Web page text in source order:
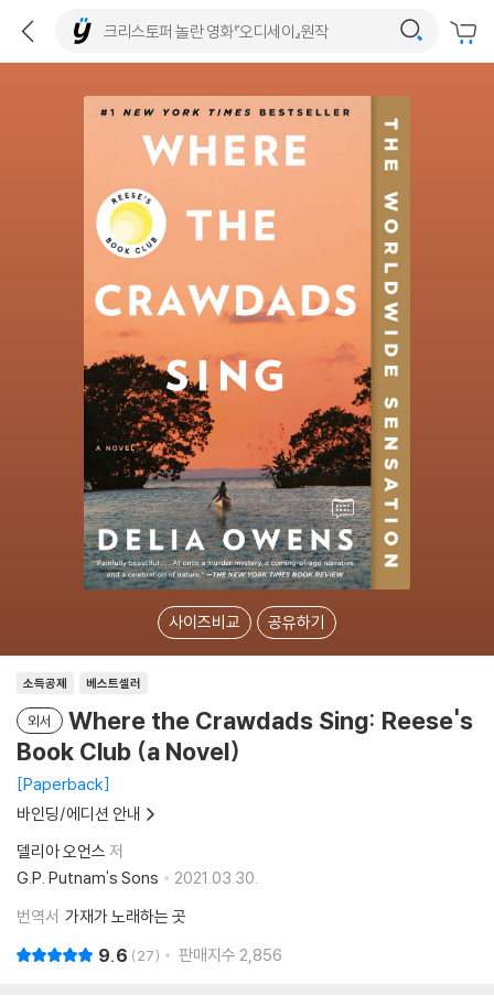
사이즈비교 공유하기
소득공제 베스트셀러
외서
Where the Crawdads Sing: Reese's
Book Club (a Novel)
Paperback
바인딩/에디션 안내
델리아 오언스 저
G.P. Putnam's Sons
2021.03.30.
번역서 가재가 노래하는 곳
9.6 27 판매지수 2,856